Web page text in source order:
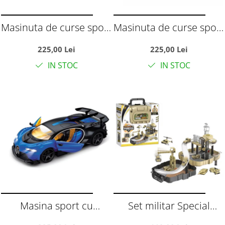
Masinuta de curse sport
volan, usi automate si
acumulator, galben, 35
225,00 Lei
IN STOC
Masinuta de curse sport
volan, usi automate si
acumulator, rosie, 35
225,00 Lei
IN STOC
Masina sport cu
Set militar Special